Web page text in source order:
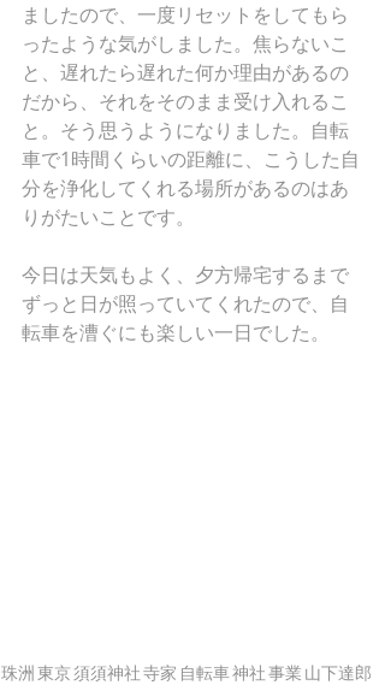
ましたので、一度リセットをしてもら
ったような気がしました。焦らないこ
と、遅れたら遅れた何か理由があるの
だから、それをそのまま受け入れるこ
と。そう思うようになりました。自転
車で1時間くらいの距離に、こうした自
分を浄化してくれる場所があるのはあ
りがたいことです。
今日は天気もよく、夕方帰宅するまで
ずっと日が照っていてくれたので、自
転車を漕ぐにも楽しい一日でした。
珠洲東京 須須神社寺家 自転車神社事業 山下達郎